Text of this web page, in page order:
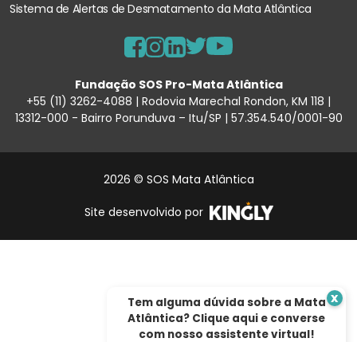
Tem alguma dúvida sobre a Mata
Atlântica? Clique aqui e converse
com nosso assistente virtual!
x
Sistema de Alertas de Desmatamento da Mata Atlântica
Fundação SOS Pro-Mata Atlântica
+55 (11) 3262-4088 | Rodovia Marechal Rondon, KM 118 |
13312-000 - Bairro Porunduva – Itu/SP | 57.354.540/0001-90
2026 © SOS Mata Atlântica
Site desenvolvido por